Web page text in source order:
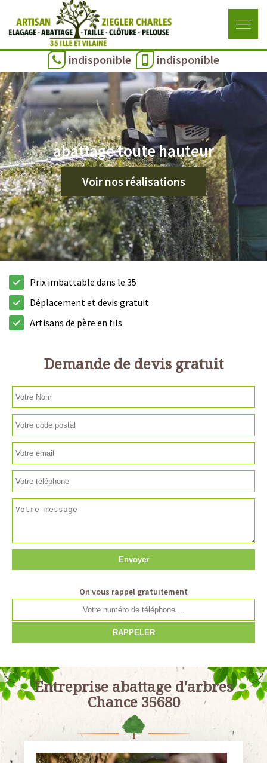
indisponible indisponible
abattage toute hauteur
Voir nos réalisations
Prix imbattable dans le 35
Déplacement et devis gratuit
Artisans de père en fils
Demande de devis gratuit
On vous rappel gratuitement
Entreprise abattage d'arbres
Chance 35680